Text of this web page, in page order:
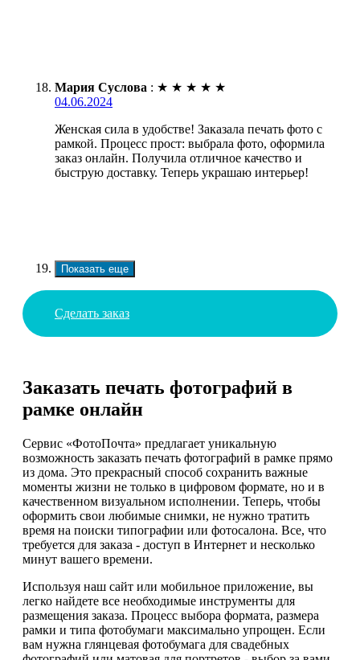
Мария Суслова : ★ ★ ★ ★ ★
04.06.2024
Женская сила в удобстве! Заказала печать фото с
рамкой. Процесс прост: выбрала фото, оформила
заказ онлайн. Получила отличное качество и
быструю доставку. Теперь украшаю интерьер!
Показать еще
Сделать заказ
Заказать печать фотографий в
рамке онлайн
Сервис «ФотоПочта» предлагает уникальную
возможность заказать печать фотографий в рамке прямо
из дома. Это прекрасный способ сохранить важные
моменты жизни не только в цифровом формате, но и в
качественном визуальном исполнении. Теперь, чтобы
оформить свои любимые снимки, не нужно тратить
время на поиски типографии или фотосалона. Все, что
требуется для заказа - доступ в Интернет и несколько
минут вашего времени.
Используя наш сайт или мобильное приложение, вы
легко найдете все необходимые инструменты для
размещения заказа. Процесс выбора формата, размера
рамки и типа фотобумаги максимально упрощен. Если
вам нужна глянцевая фотобумага для свадебных